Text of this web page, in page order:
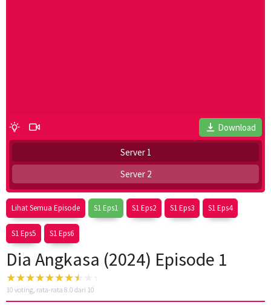
Download
Server 1
Server 2
Lihat Semua Episode S1 Eps1 S1 Eps2 S1 Eps3 S1 Eps4
S1 Eps5 S1 Eps6
Dia Angkasa (2024) Episode 1
10 voting, rata-rata 8.0 dari 10